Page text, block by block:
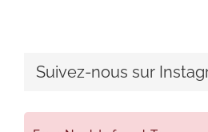
Suivez-nous sur